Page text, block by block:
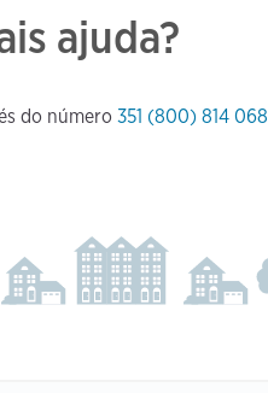
ajuda?
do número351 (800) 814 068